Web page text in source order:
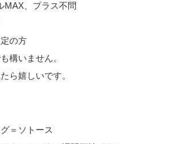
MAX、プラス不問
の方
構いません。
ら嬉しいです。
＝ソトース